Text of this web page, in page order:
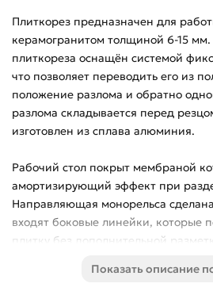
Плиткорез предназначен для
керамогранитом толщиной 6-15 мм.
плиткореза оснащён системой
что позволяет переводить его из
положение разлома и обратно
разлома складывается перед
изготовлен из сплава алюминия.
Рабочий стол покрыт мембраной
амортизирующий эффект при
Направляющая монорельса
входят боковые линейки, которые
плитку без дополнительной
диагональный рез. Плиткорез
Показать описание